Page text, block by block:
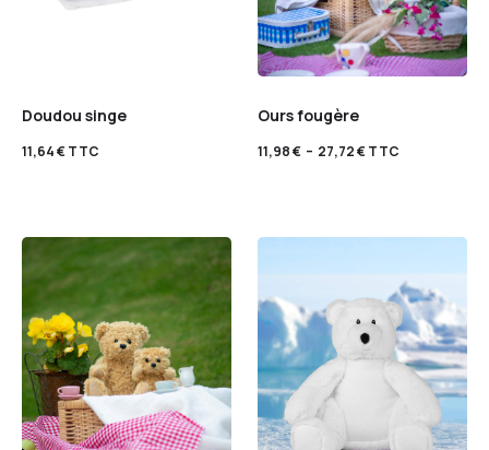
Doudou singe
11,64€TTC
Ours fougère
11,98€ – 27,72€TTC